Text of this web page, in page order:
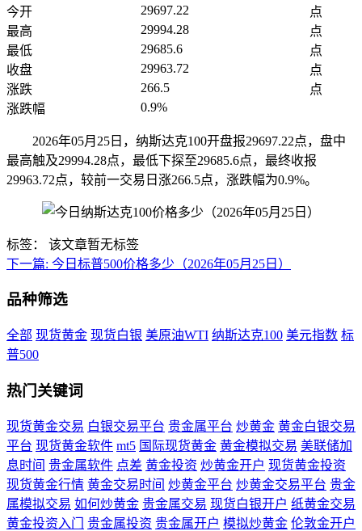
今开
29697.22
点
最高
29994.28
点
最低
29685.6
点
收盘
29963.72
点
涨跌
266.5
点
涨跌幅
0.9%
2026年05月25日，纳斯达克100开盘报29697.22点，盘中
最高触及29994.28点，最低下探至29685.6点，最终收报
29963.72点，较前一交易日涨266.5点，涨跌幅为0.9%。
标签：
该文章暂无标签
下一篇: 今日标普500价格多少（2026年05月25日）
品种筛选
全部 现货黄金 现货白银 美原油WTI 纳斯达克100 美元指数 标
普500
热门关键词
现货黄金交易 白银交易平台 贵金属平台 炒黄金 黄金白银交易
平台 现货黄金软件 mt5 国际现货黄金 黄金模拟交易 美联储加
息时间 贵金属软件 点差 黄金投资 炒黄金开户 现货黄金投资
现货黄金行情 黄金交易时间 炒黄金平台 炒黄金交易平台 贵金
属模拟交易 如何炒黄金 贵金属交易 现货白银开户 纸黄金交易
黄金投资入门
贵金属投资 贵金属开户 模拟炒黄金 伦敦金开户